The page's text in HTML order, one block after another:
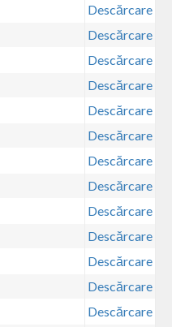
Descărcare
Descărcare
Descărcare
Descărcare
Descărcare
Descărcare
Descărcare
Descărcare
Descărcare
Descărcare
Descărcare
Descărcare
Descărcare